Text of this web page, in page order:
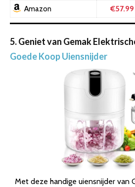
Amazon €57.99
5. Geniet van Gemak
Goede Koop Uiensnijder
Met deze handige uiensnijder van